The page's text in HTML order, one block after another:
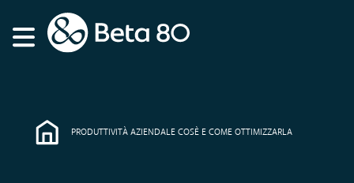
PRODUTTIVITÀ AZIENDALE COSÈ E COME OTTIMIZZARLA